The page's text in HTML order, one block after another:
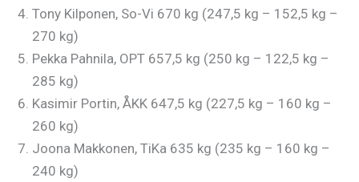
Tony Kilponen, So-Vi 670 kg (247,5 kg – 152,5 kg –
270 kg)
Pekka Pahnila, OPT 657,5 kg (250 kg – 122,5 kg –
285 kg)
Kasimir Portin, ÅKK 647,5 kg (227,5 kg – 160 kg –
260 kg)
Joona Makkonen, TiKa 635 kg (235 kg – 160 kg –
240 kg)